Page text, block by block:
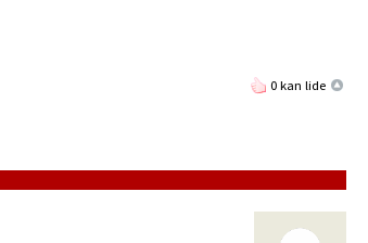
0 kan lide